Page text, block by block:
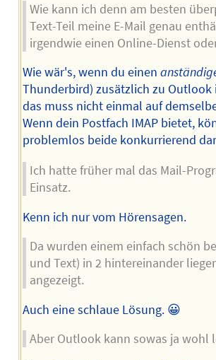
Wie kann ich denn am besten
Text-Teil meine E-Mail genau
irgendwie einen Online-Dienst
Wie wär's, wenn du einen
Thunderbird) zusätzlich zu
das muss nicht einmal auf
Wenn dein Postfach IMAP bietet,
problemlos beide konkurrierend
Ich hatte früher mal das Mail-
Einsatz.
Kenn ich nur vom Hörensagen.
Da wurden einem einfach schön
und Text) in 2 hintereinander
angezeigt.
Auch eine schlaue Lösung. 😀
Aber Outlook kann sowas ja wohl